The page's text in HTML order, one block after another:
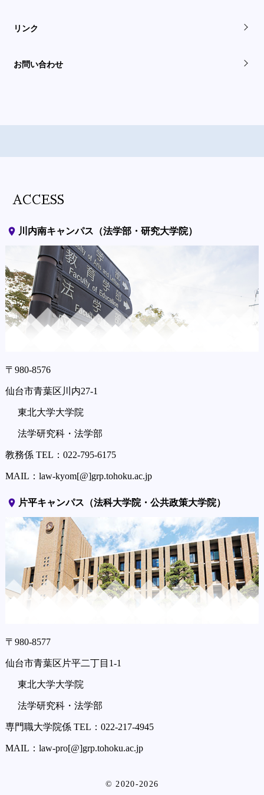
リンク
お問い合わせ
ACCESS
place 川内南キャンパス（法学部・研究大学院）
〒980-8576
仙台市青葉区川内27-1
東北大学大学院
法学研究科・法学部
教務係 TEL：022-795-6175
MAIL：law-kyom[@]grp.tohoku.ac.jp
place 片平キャンパス（法科大学院・公共政策大学院）
〒980-8577
仙台市青葉区片平二丁目1-1
東北大学大学院
法学研究科・法学部
専門職大学院係 TEL：022-217-4945
MAIL：law-pro[@]grp.tohoku.ac.jp
© 2020-2026